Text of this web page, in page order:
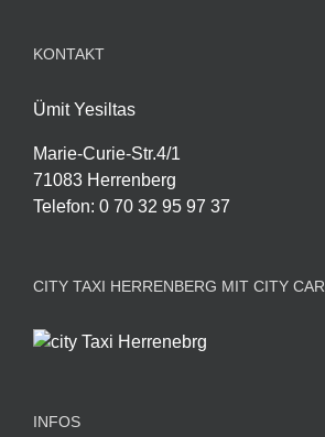
KONTAKT
Ümit Yesiltas
Marie-Curie-Str.4/1
71083 Herrenberg
Telefon: 0 70 32 95 97 37
CITY TAXI HERRENBERG MIT CITY CAR
INFOS